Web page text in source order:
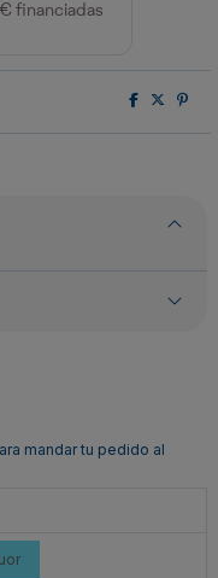
financiadas
mandar tu pedido al